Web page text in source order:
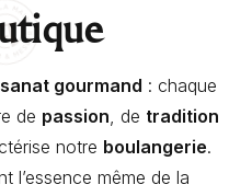
gourmand : chaque
de passion, de tradition
notre boulangerie.
l’essence même de la